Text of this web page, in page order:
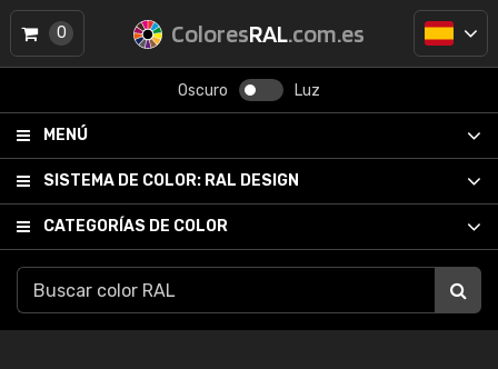
ColoresRAL.com.es
Oscuro Luz
MENÚ
SISTEMA DE COLOR: RAL DESIGN
CATEGORÍAS DE COLOR
0